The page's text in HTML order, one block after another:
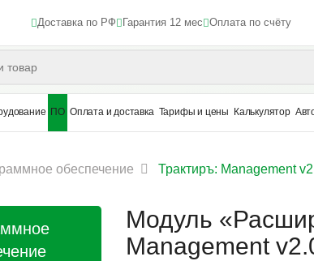
Доставка по РФ Гарантия 12 мес Оплата по счёту
ПО Оплата и доставка Тарифы и цены Калькулятор
обеспечение Трактиръ:
Модуль
Management